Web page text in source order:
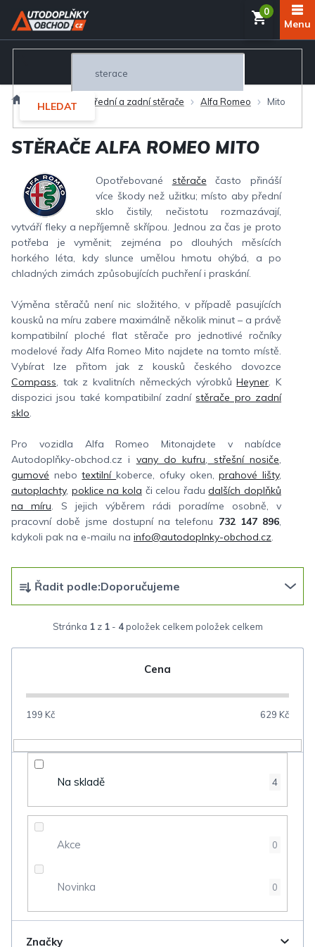
Přejít
obsah
HLEDAT
Exteriér Přední a zadní stěrače Alfa Romeo Mito
STĚRAČE ALFA ROMEO MITO
Opotřebované stěrače často přináší
více škody než užitku; místo aby přední
sklo čistily, nečistotu rozmazávají,
vytváří fleky a nepříjemně skřípou. Jednou za čas je proto
potřeba je vyměnit; zejména po dlouhých měsících
horkého léta, kdy slunce umělou hmotu ohýbá, a po
chladných zimách způsobujících puchření i praskání.
Výměna stěračů není nic složitého, v případě pasujících
kousků na míru zabere maximálně několik minut – a právě
kompatibilní ploché flat stěrače pro jednotlivé ročníky
modelové řady Alfa Romeo Mito najdete na tomto místě.
Vybírat lze přitom jak z kousků českého dovozce
Compass, tak z kvalitních německých výrobkůHeyner. K
dispozici jsou také kompatibilní zadnístěrače pro zadní
sklo.
Pro vozidla Alfa Romeo Mitonajdete v nabídce
Autodoplňky-obchod.cz i vany do kufru, střešní nosiče,
gumové nebotextilníkoberce, ofuky oken,prahové lišty,
autoplachty, poklice na kola či celou řadudalších doplňků
na míru. S jejich výběrem rádi poradíme osobně, v
pracovní době jsme dostupní na telefonu 732 147 896,
kdykoli pak na e-mailu na info@autodoplnky-obchod.cz.
Stránka 1z 1- 4položek celkem
a
e
o
Řadit podle:Doporučujeme
Cena
199 Kč 629 Kč
Na skladě 4
Akce 0
Novinka 0
Značky